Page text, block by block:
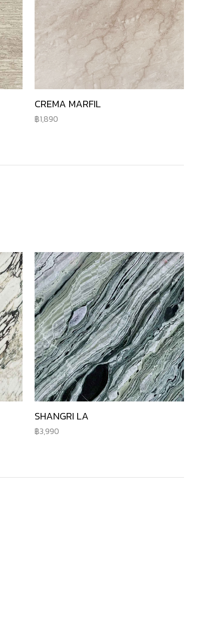
CREMA MARFIL
1,890
SHANGRI LA
3,990